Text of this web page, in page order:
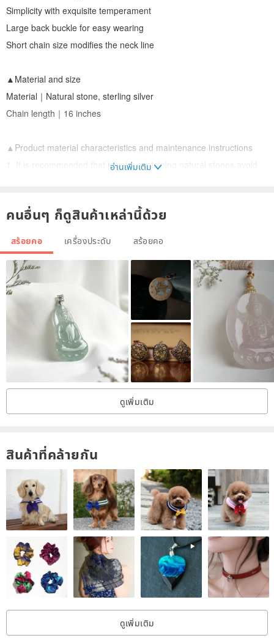
Simplicity with exquisite temperament
Large back buckle for easy wearing
Short chain size modifies the neck line
▲Material and size
Material｜Natural stone, sterling silver
Chain length｜16 inches
▲Product material characteristics and maintenance instructions
1. It is recommended that jewelry containing natural stones avoid
with an error of ±0.5cm.
3. When not wearing, it is recommended to put it in a zipper bag to
slow down oxidation.
4. Metal oxidation can be wiped with a Silver wiping cloth.
▲Difference between photography and actual object
1. The light source for product photography is natural light. We
have made the photos close to the real thing. However, everyone's
screen display is different, and there will inevitably be slight color
differences. For those with higher color requirements, please send
us a private message before purchasing, and we can take
additional photos for your confirmation. .
the size of the product, please feel free to send us a private
message before purchasing.
▲ Shipping time
1. Our products are all in stock, and the shipping time is within 1 to
3 days. They are all shipped in accordance with the order
sequence of the Pinkoi system.
2. Home delivery currently cooperates with SF Express. The
working hours for SF Express to collect goods from sellers are
Monday to Friday 9:00~18:30 & Saturday 9:00~14:00, so those
who place orders from Friday to Sunday , the product may be
อ่านเพิ่มเติม
คนอื่นๆ ก็ดูสินค้าเหล่านี้ด้วย
สร้อยคอ เครื่องประดับ สร้อยคอ
ดูเพิ่มเติม
สินค้าที่คล้ายกัน
ดูเพิ่มเติม